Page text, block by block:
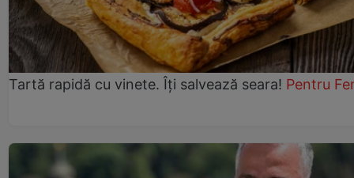
Tartă rapidă cu vinete. Îți salvează seara! Pentru